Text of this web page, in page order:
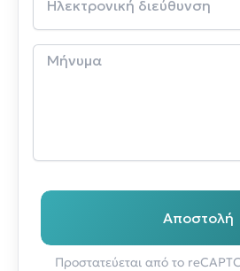
Αποστολή
Προστατεύεται από το